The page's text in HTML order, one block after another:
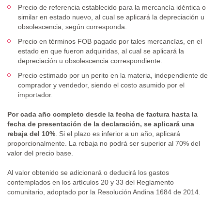
Precio de referencia establecido para la mercancía idéntica o
similar en estado nuevo, al cual se aplicará la depreciación u
obsolescencia, según corresponda.
Precio en términos FOB pagado por tales mercancías, en el
estado en que fueron adquiridas, al cual se aplicará la
depreciación u obsolescencia correspondiente.
Precio estimado por un perito en la materia, independiente de
comprador y vendedor, siendo el costo asumido por el
importador.
Por cada año completo desde la fecha de factura hasta la
fecha de presentación de la declaración, se aplicará una
rebaja del 10%. Si el plazo es inferior a un año, aplicará
proporcionalmente. La rebaja no podrá ser superior al 70% del
valor del precio base.
Al valor obtenido se adicionará o deducirá los gastos
contemplados en los artículos 20 y 33 del Reglamento
comunitario, adoptado por la Resolución Andina 1684 de 2014.